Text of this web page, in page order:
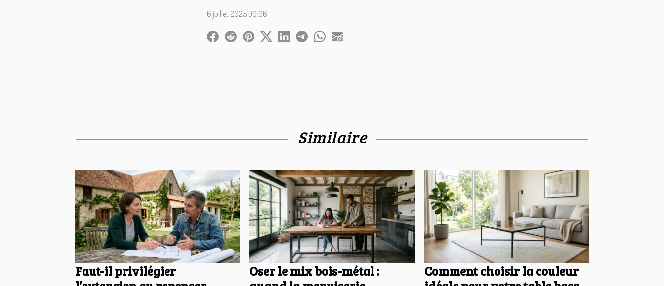
6 juillet 2025 00:06
Similaire
Faut-il privilégier
Oser le mix bois-métal :
Comment choisir la couleur